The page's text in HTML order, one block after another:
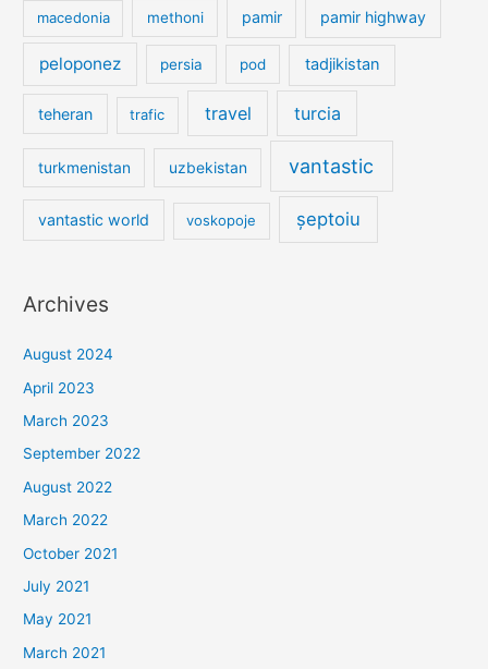
macedonia methoni pamir pamir highway
peloponez persia pod tadjikistan
teheran trafic travel turcia
turkmenistan uzbekistan vantastic
vantastic world voskopoje șeptoiu
Archives
August 2024
April 2023
March 2023
September 2022
August 2022
March 2022
October 2021
July 2021
May 2021
March 2021